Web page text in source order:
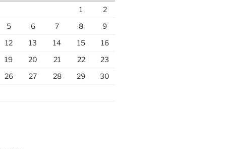
1
2
5
6 7 8
9
12
13 14 15
16
19
20 21 22
23
26
27 28 29 30